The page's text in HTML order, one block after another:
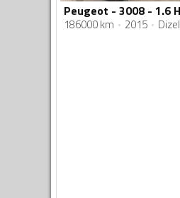
186000 km 2015 Dizel